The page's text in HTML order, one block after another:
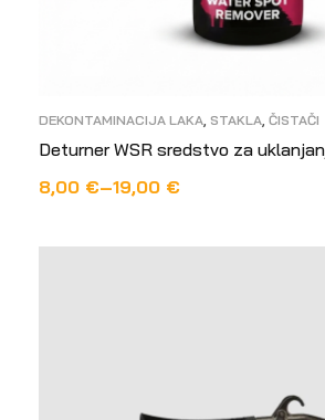
DEKONTAMINACIJA LAKA STAKLA ČISTAČI
Deturner WSR sredstvo za
8,00 €–19,00 €